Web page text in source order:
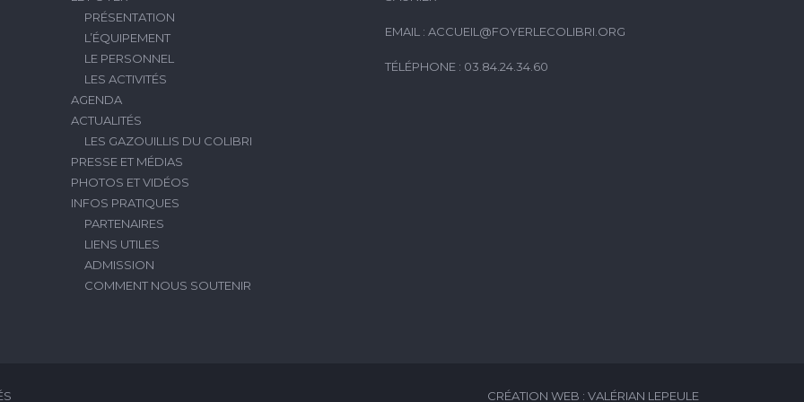
PRÉSENTATION
L’ÉQUIPEMENT
LE PERSONNEL
LES ACTIVITÉS
AGENDA
ACTUALITÉS
LES GAZOUILLIS DU COLIBRI
PRESSE ET MÉDIAS
PHOTOS ET VIDÉOS
INFOS PRATIQUES
PARTENAIRES
LIENS UTILES
ADMISSION
COMMENT NOUS SOUTENIR
EMAIL : ACCUEIL@FOYERLECOLIBRI.ORG
TÉLÉPHONE : 03.84.24.34.60
CRÉATION WEB : VALÉRIAN LEPEULE